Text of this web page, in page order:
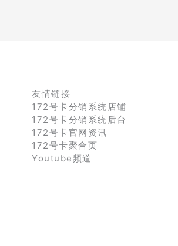
友情链接
172号卡分销系统店铺
172号卡分销系统后台
172号卡官网资讯
172号卡聚合页
Youtube频道